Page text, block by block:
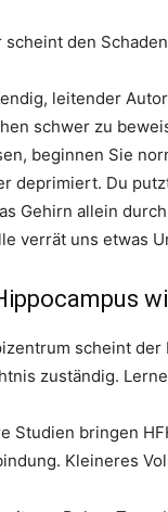
scheint den
leitender
schwer zu
beginnen Sie
deprimiert. Du
Gehirn allein
verrät uns etwas
scheint
zuständig.
Studien bringen
Kleineres